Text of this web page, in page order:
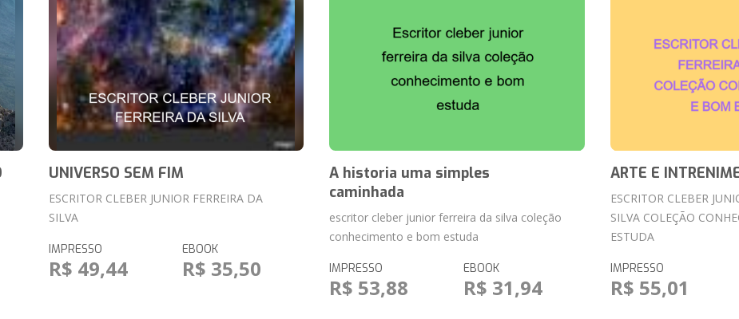
UNIVERSO SEM FIM
ESCRITOR CLEBER JUNIOR FERREIRA DA
SILVA
IMPRESSO
R$ 49,44
EBOOK
R$ 35,50
A historia uma simples
caminhada
escritor cleber junior ferreira da silva coleção
conhecimento e bom estuda
IMPRESSO
R$ 53,88
EBOOK
R$ 31,94
ARTE E
ESCRITOR CLEBER
SILVA COLEÇÃO
ESTUDA
IMPRESSO
R$ 55,01